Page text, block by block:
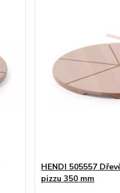
HENDI 505557
pizzu 350 mm